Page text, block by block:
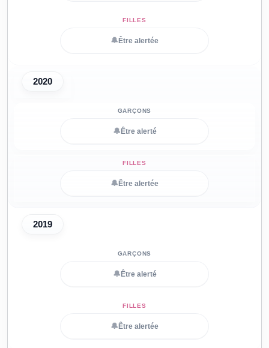
🔔 Être alertée
2020
🔔 Être alerté
🔔 Être alertée
2019
🔔 Être alerté
🔔 Être alertée